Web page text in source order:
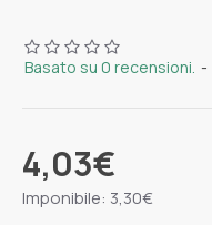
Basato su 0 recensioni. -
4,03€
Imponibile: 3,30€